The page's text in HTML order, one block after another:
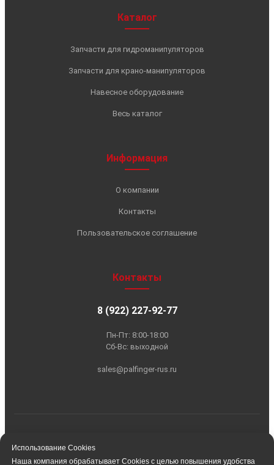
Использование Cookies
Наша компания обрабатывает Cookies с целью повышения удобства